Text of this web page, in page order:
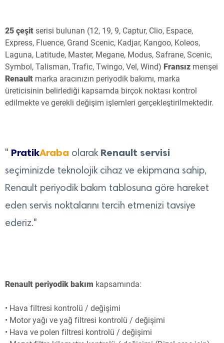
25 çeşit serisi bulunan (12, 19, 9, Captur, Clio, Espace,
Express, Fluence, Grand Scenic, Kadjar, Kangoo, Koleos,
Laguna, Latitude, Master, Megane, Modus, Safrane, Scenic,
Symbol, Talisman, Trafic, Twingo, Vel, Wind) Fransız menşei
Renault marka aracınızın periyodik bakımı, marka
üreticisinin belirlediği kapsamda birçok noktası kontrol
edilmekte ve gerekli değişim işlemleri gerçekleştirilmektedir.
" PratikAraba olarak Renault servisi
seçiminizde teknolojik cihaz ve ekipmana sahip,
Renault periyodik bakım tablosuna göre hareket
eden servis noktalarını tercih etmenizi tavsiye
ederiz."
Renault periyodik bakım kapsamında:
• Hava filtresi kontrolü / değişimi
• Motor yağı ve yağ filtresi kontrolü / değişimi
• Hava ve polen filtresi kontrolü / değişimi